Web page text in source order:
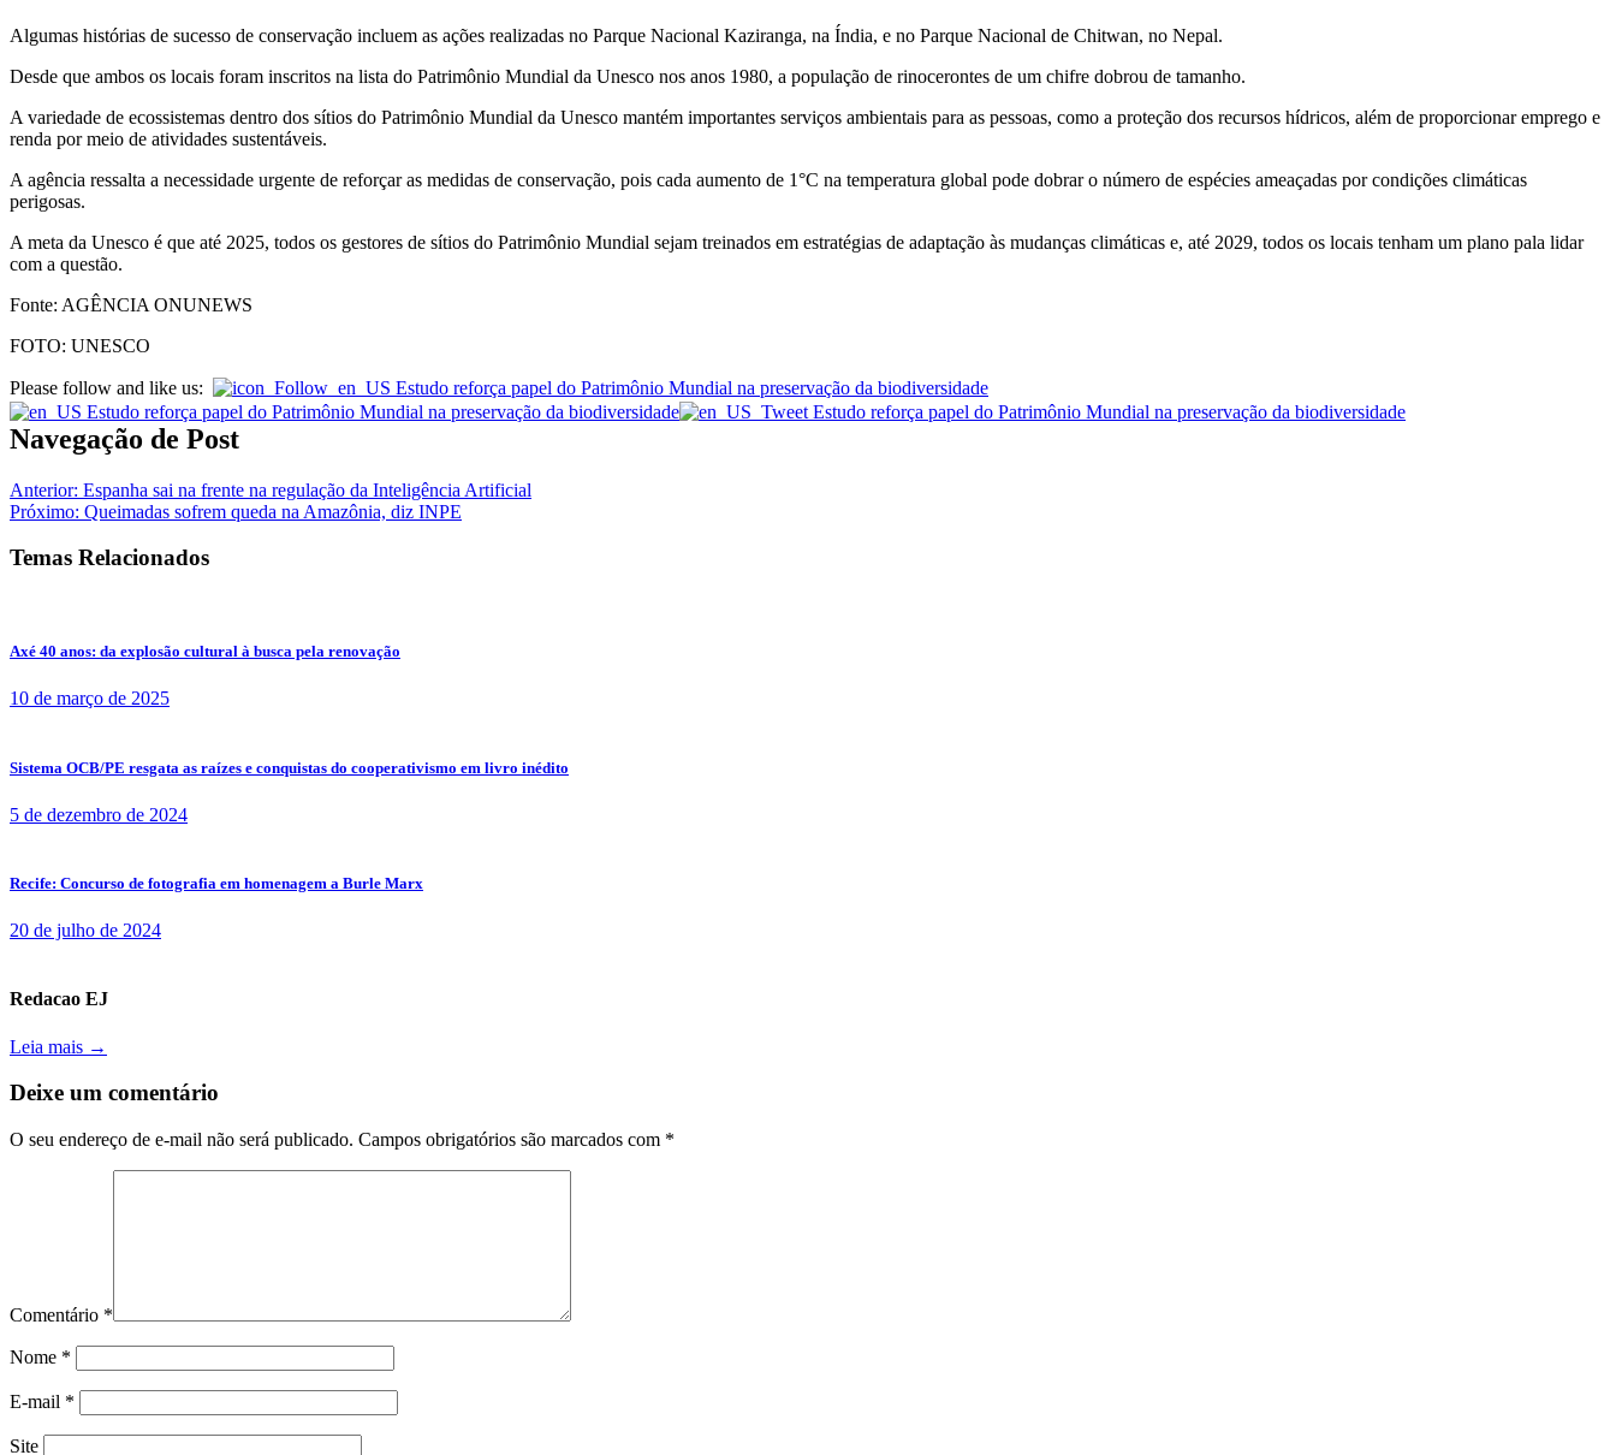
Algumas histórias de sucesso de conservação incluem as ações realizadas no Parque Nacional Kaziranga, na Índia, e no Parque Nacional de Chitwan, no Nepal.
Desde que ambos os locais foram inscritos na lista do Patrimônio Mundial da Unesco nos anos 1980, a população de rinocerontes de um chifre dobrou de tamanho.
A variedade de ecossistemas dentro dos sítios do Patrimônio Mundial da Unesco mantém importantes serviços ambientais para as pessoas, como a proteção dos recursos hídricos, além de proporcionar emprego e
renda por meio de atividades sustentáveis.
A agência ressalta a necessidade urgente de reforçar as medidas de conservação, pois cada aumento de 1°C na temperatura global pode dobrar o número de espécies ameaçadas por condições climáticas
perigosas.
A meta da Unesco é que até 2025, todos os gestores de sítios do Patrimônio Mundial sejam treinados em estratégias de adaptação às mudanças climáticas e, até 2029, todos os locais tenham um plano pala lidar
com a questão.
Fonte: AGÊNCIA ONUNEWS
FOTO: UNESCO
Please follow and like us:
Navegação de Post
Anterior: Espanha sai na frente na regulação da Inteligência Artificial
Próximo: Queimadas sofrem queda na Amazônia, diz INPE
Temas Relacionados
Axé 40 anos: da explosão cultural à busca pela renovação
10 de março de 2025
Sistema OCB/PE resgata as raízes e conquistas do cooperativismo em livro inédito
5 de dezembro de 2024
Recife: Concurso de fotografia em homenagem a Burle Marx
20 de julho de 2024
Redacao EJ
Leia mais →
Deixe um comentário
O seu endereço de e-mail não será publicado. Campos obrigatórios são marcados com *
Comentário *
Nome *
E-mail *
Site